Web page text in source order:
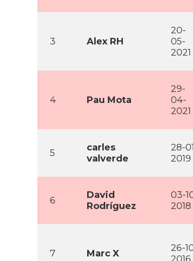
3 Alex RH
20-
05-
2021
4 Pau Mota
29-
04-
2021
5
carles
valverde
28-
2019
6
David
Rodrí­guez
03-
2018
7 Marc X
26-